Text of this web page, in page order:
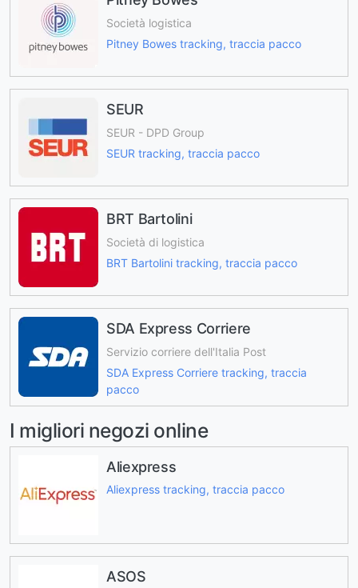
Società logistica
Pitney Bowes tracking, traccia pacco
SEUR
SEUR - DPD Group
SEUR tracking, traccia pacco
BRT Bartolini
Società di logistica
BRT Bartolini tracking, traccia pacco
SDA Express Corriere
Servizio corriere dell'Italia Post
SDA Express Corriere tracking, traccia
pacco
I migliori negozi online
Aliexpress
Aliexpress tracking, traccia pacco
ASOS